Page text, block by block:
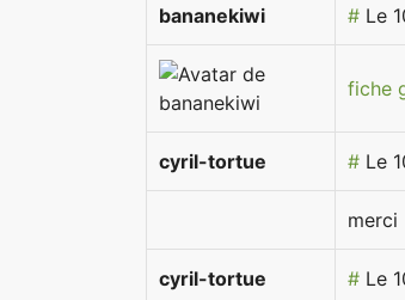
bananekiwi # Le
fiche
cyril-tortue # Le
merci
cyril-tortue # Le